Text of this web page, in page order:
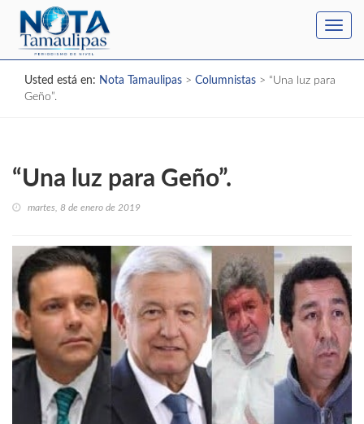
Usted está en: Nota Tamaulipas > Columnistas > “Una luz para
Geño”.
“Una luz para Geño”.
martes, 8 de enero de 2019